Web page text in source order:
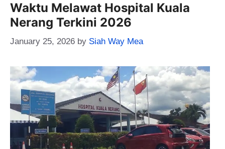
Waktu Melawat Hospital Kuala
Nerang Terkini 2026
January 25, 2026 by Siah Way Mea